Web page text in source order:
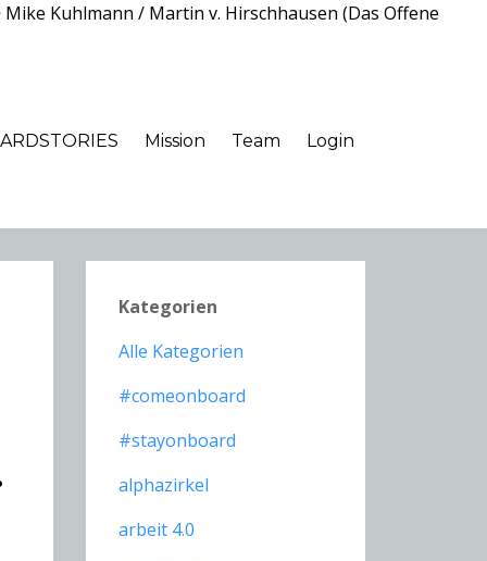
Kuhlmann / Martin v. Hirschhausen (Das Offene
Mission Team Login
Kategorien
Alle Kategorien
#comeonboard
#stayonboard
alphazirkel
arbeit 4.0